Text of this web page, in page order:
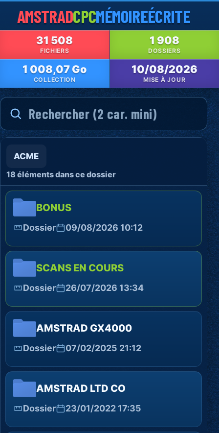
AMSTRADCPCMÉMOIREÉCRITE
31 508
FICHIERS
1 908
DOSSIERS
1 008,07 Go
COLLECTION
10/08/2026
MISE À JOUR
ACME
18 éléments dans ce dossier
BONUS
Dossier 09/08/2026 10:12
SCANS EN COURS
Dossier 26/07/2026 13:34
AMSTRAD GX4000
Dossier 07/02/2025 21:12
AMSTRAD LTD CO
Dossier 23/01/2022 17:35